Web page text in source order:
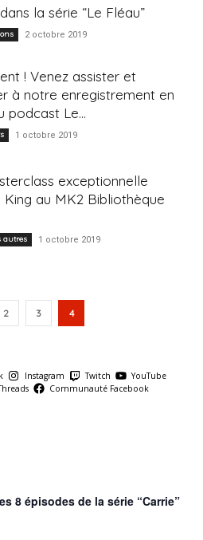
la série “Le Fléau”
2 octobre 2019
! Venez assister et
à notre enregistrement en
podcast Le...
1 octobre 2019
exceptionnelle
King au MK2 Bibliothèque
autres 1 octobre 2019
2 3 4
Instagram Twitch
YouTube
Communauté Facebook
8 épisodes de la série “Carrie”